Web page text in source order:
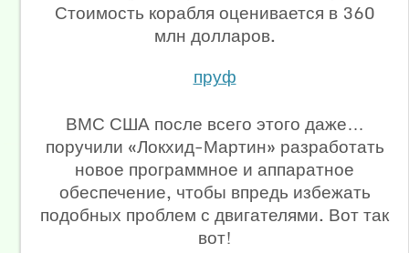
Стоимость корабля оценивается в 360
млн долларов.
пруф
ВМС США после всего этого даже…
поручили «Локхид-Мартин» разработать
новое программное и аппаратное
обеспечение, чтобы впредь избежать
подобных проблем с двигателями. Вот так
вот!